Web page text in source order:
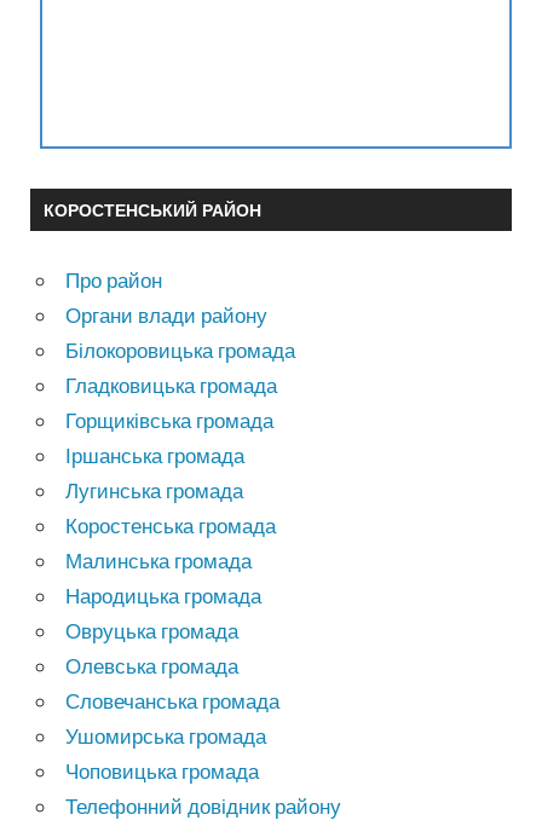
КОРОСТЕНСЬКИЙ РАЙОН
Про район
Органи влади району
Білокоровицька громада
Гладковицька громада
Горщиківська громада
Іршанська громада
Лугинська громада
Коростенська громада
Малинська громада
Народицька громада
Овруцька громада
Олевська громада
Словечанська громада
Ушомирська громада
Чоповицька громада
Телефонний довідник району